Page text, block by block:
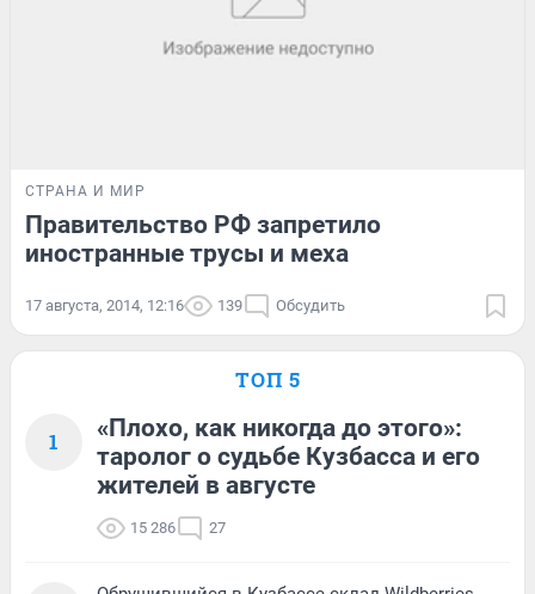
СТРАНА И МИР
Правительство РФ запретило
иностранные трусы и меха
17 августа, 2014, 12:16 139 Обсудить
ТОП 5
1
«Плохо, как никогда до этого»:
таролог о судьбе Кузбасса и его
жителей в августе
15 286 27